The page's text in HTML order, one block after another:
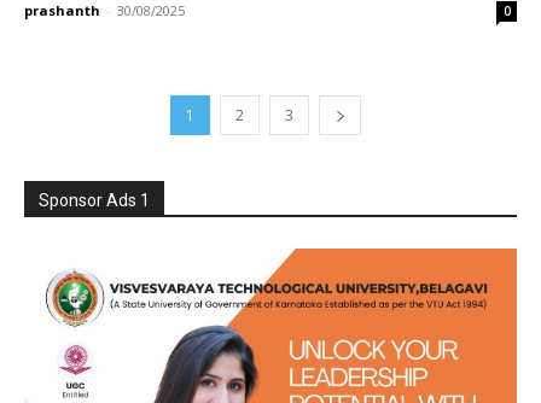
prashanth - 30/08/2025 0
1 2 3
Sponsor Ads 1